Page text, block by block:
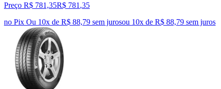
Preço R$ 781,35R$ 781 ,35
no Pix Ou 10x de R$ 88,79 sem jurosou 10x de R$ 88,79 sem juros